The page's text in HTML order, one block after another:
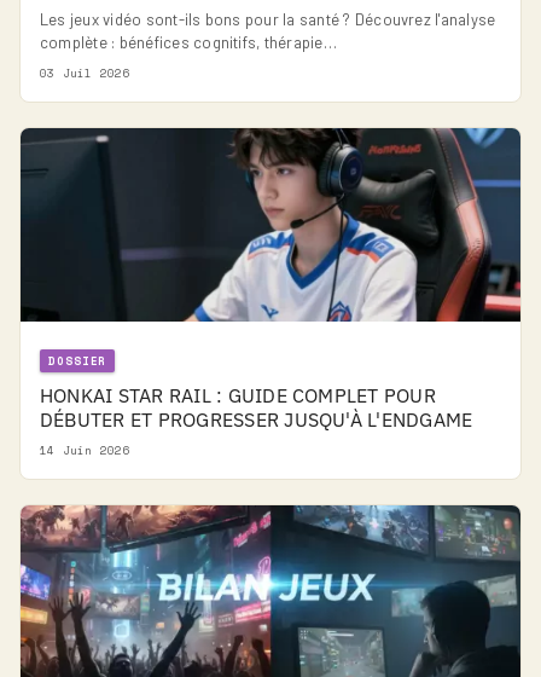
Les jeux vidéo sont-ils bons pour la santé ? Découvrez l'analyse
complète : bénéfices cognitifs, thérapie…
03 Juil 2026
DOSSIER
HONKAI STAR RAIL : GUIDE COMPLET POUR
DÉBUTER ET PROGRESSER JUSQU'À L'ENDGAME
14 Juin 2026